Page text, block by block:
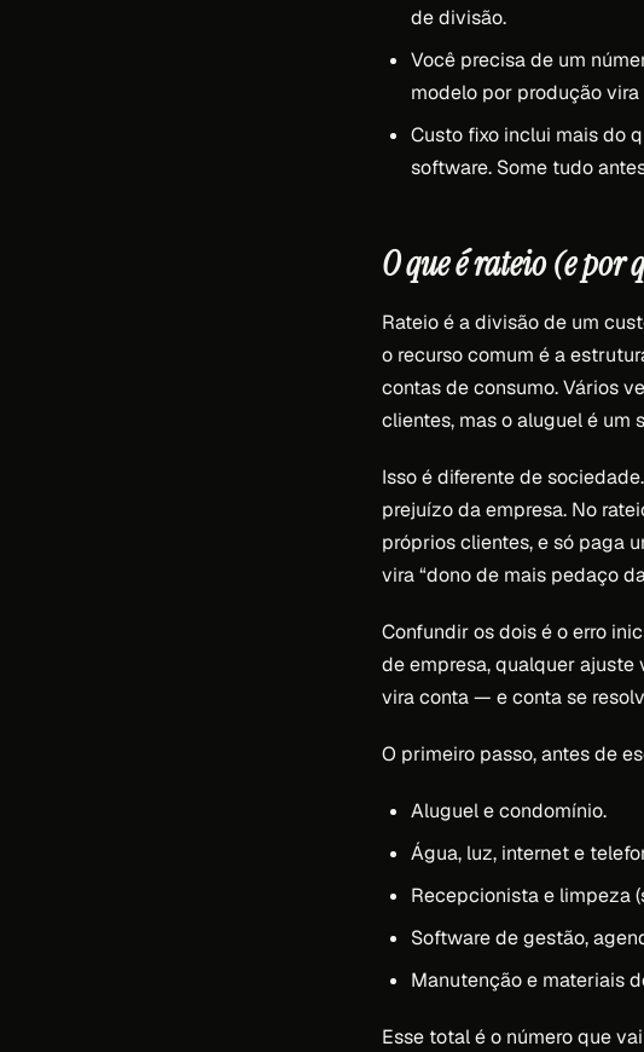
de divisão.
Você precisa de um
modelo por produção vira
Custo fixo inclui mais do
software. Some tudo
O que é rateio (e por
Rateio é a divisão de um
o recurso comum é a
contas de consumo. Vários
clientes, mas o aluguel é um
Isso é diferente de
prejuízo da empresa. No
próprios clientes, e só paga
vira “dono de mais pedaço
Confundir os dois é o erro
de empresa, qualquer
vira conta — e conta se
O primeiro passo, antes de
Aluguel e condomínio.
Água, luz, internet e
Recepcionista e limpeza
Software de gestão,
Manutenção e materiais
Esse total é o número que